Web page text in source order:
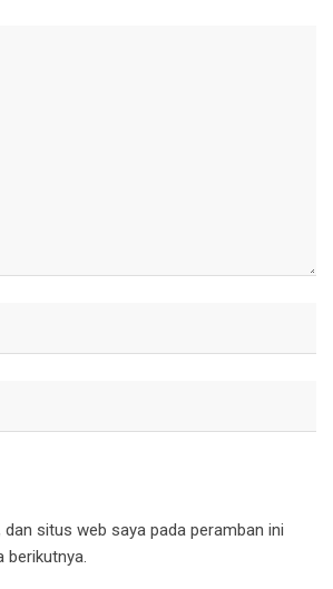
dan situs web saya pada peramban ini
berikutnya.